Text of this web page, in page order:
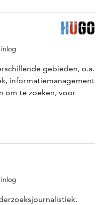
gebieden, o.a.
informatiemanagement
om te zoeken, voor